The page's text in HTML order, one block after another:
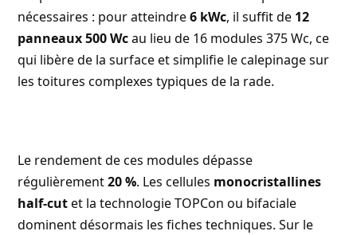
nécessaires : pour atteindre6 kWc, il suffit de 12
panneaux 500 Wcau lieu de 16 modules 375 Wc, ce
qui libère de la surface et simplifie le calepinage sur
les toitures complexes typiques de la rade.
Le rendement de ces modules dépasse
régulièrement20 %. Les cellules monocristallines
half-cutet la technologie TOPCon ou bifaciale
dominent désormais les fiches techniques. Sur le